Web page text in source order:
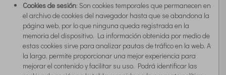
Cookies de sesión: Son cookies temporales que permanecen en
el archivo de cookies del navegador hasta que se abandona la
página web, por lo que ninguna queda registrada en la
memoria del dispositivo. La información obtenida por medio de
estas cookies sirve para analizar pautas de tráfico en la web. A
la larga, permite proporcionar una mejor experiencia para
mejorar el contenido y facilitar su uso. Podrá identificar las